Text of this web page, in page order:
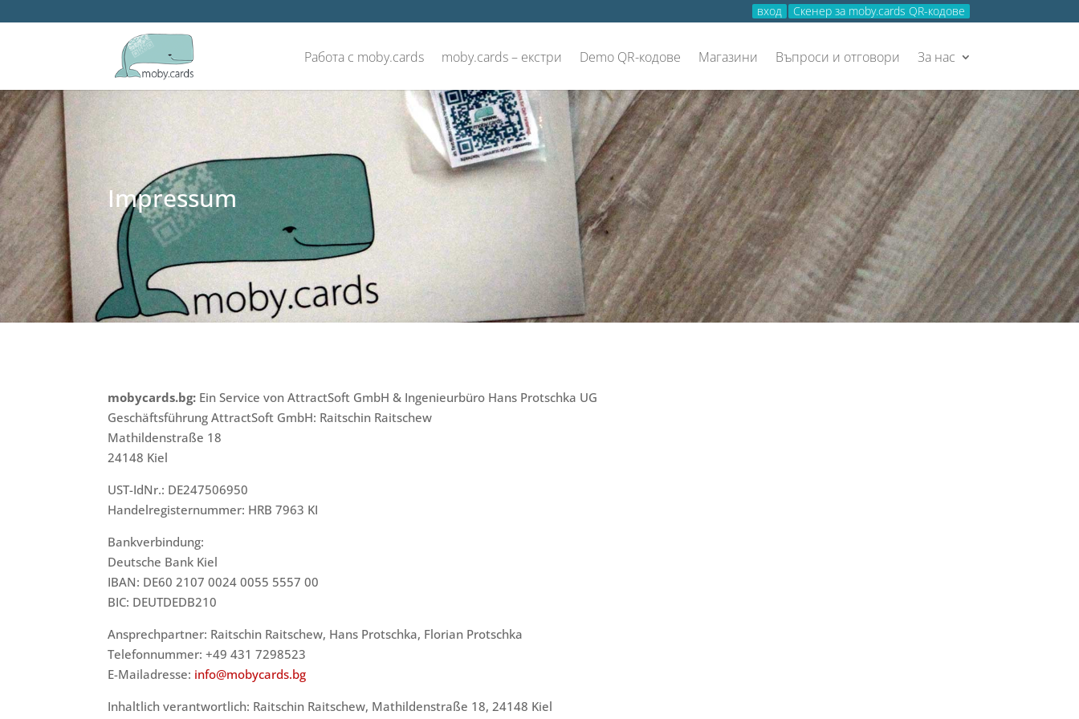
вход Скенер за moby.cards QR-кодове
Работа с moby.cards moby.cards – екстри Demo QR-кодове Магазини Въпроси и отговори За нас
Impressum
mobycards.bg: Ein Service von AttractSoft GmbH & Ingenieurbüro Hans Protschka UG
Geschäftsführung AttractSoft GmbH: Raitschin Raitschew
Mathildenstraße 18
24148 Kiel
UST-IdNr.: DE247506950
Handelregisternummer: HRB 7963 KI
Bankverbindung:
Deutsche Bank Kiel
IBAN: DE60 2107 0024 0055 5557 00
BIC: DEUTDEDB210
Ansprechpartner: Raitschin Raitschew, Hans Protschka, Florian Protschka
Telefonnummer: +49 431 7298523
E-Mailadresse: info@mobycards.bg
Inhaltlich verantwortlich: Raitschin Raitschew, Mathildenstraße 18, 24148 Kiel